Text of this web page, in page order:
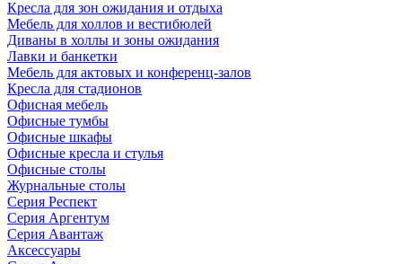
Кресла для зон ожидания и отдыха
Мебель для холлов и вестибюлей
Диваны в холлы и зоны ожидания
Лавки и банкетки
Мебель для актовых и конференц-залов
Кресла для стадионов
Офисная мебель
Офисные тумбы
Офисные шкафы
Офисные кресла и стулья
Офисные столы
Журнальные столы
Серия Респект
Серия Аргентум
Серия Авантаж
Аксессуары